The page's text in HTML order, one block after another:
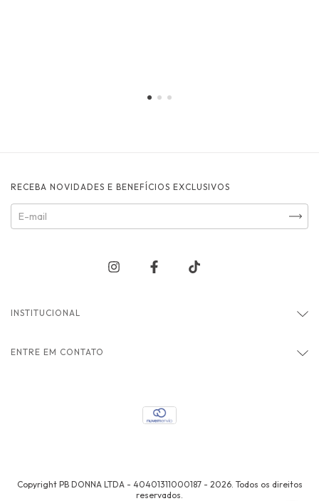
RECEBA NOVIDADES E BENEFÍCIOS EXCLUSIVOS
INSTITUCIONAL
ENTRE EM CONTATO
Copyright PB DONNA LTDA - 40401311000187 - 2026. Todos os direitos
reservados.